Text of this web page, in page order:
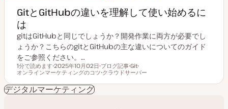
GitとGitHubの違いを理解して使い始めるに
は
gitはGitHubと同じでしょうか？開発作業に両方が必要でし
ょうか？こちらのgitとGitHubの主な違いについてのガイド
をご参照ください。…
読むのにかかる時間
1分で読めます
更
日
2025年10月02日
投
タ
ブログ記事
ト
ッ
Git
ト
ッ
オンラインマーケティングのコツ
ピ
クラウドサーバー
デジタルマーケティング